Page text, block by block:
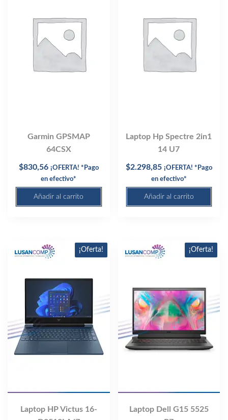
Garmin GPSMAP
64CSX
$830,56 ¡OFERTA! *Pago
en efectivo*
Añadir al carrito
Laptop Hp Spectre 2in1
14 U7
$2.298,85 ¡OFERTA! *Pago
en efectivo*
Añadir al carrito
¡Oferta!
Laptop HP Victus 16-
¡Oferta!
Laptop Dell G15 5525